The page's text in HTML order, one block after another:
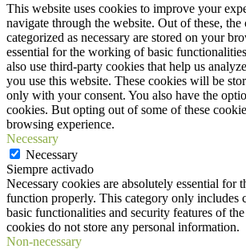
This website uses cookies to improve your
navigate through the website. Out of these, the
categorized as necessary are stored on your
essential for the working of basic
also use third-party cookies that help us
you use this website. These cookies will be
only with your consent. You also have the
cookies. But opting out of some of these
browsing experience.
Necessary
Necessary
Siempre activado
Necessary cookies are absolutely essential for
function properly. This category only includes
basic functionalities and security features of
cookies do not store any personal information.
Non-necessary